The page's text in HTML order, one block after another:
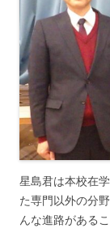
星島君は本校在
た専門以外の分
んな進路がある